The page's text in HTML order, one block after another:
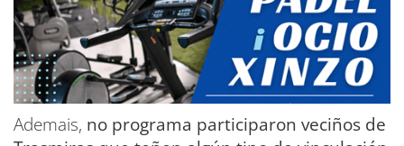
Ademais, no programa participaron veciños de